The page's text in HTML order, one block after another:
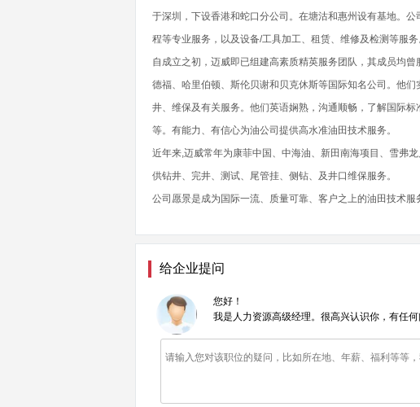
于深圳，下设香港和蛇口分公司。在塘沽和惠州设有基地。
程等专业服务，以及设备/工具加工、租赁、维修及检测等服务
自成立之初，迈威即已组建高素质精英服务团队，其成员均
德福、哈里伯顿、斯伦贝谢和贝克休斯等国际知名公司。他
井、维保及有关服务。他们英语娴熟，沟通顺畅，了解国际
等。有能力、有信心为油公司提供高水准油田技术服务。
近年来,迈威常年为康菲中国、中海油、新田南海项目、雪弗
供钻井、完井、测试、尾管挂、侧钻、及井口维保服务。
公司愿景是成为国际一流、质量可靠、客户之上的油田技术服
给企业提问
您好！
我是人力资源高级经理。很高兴认识你，有任何